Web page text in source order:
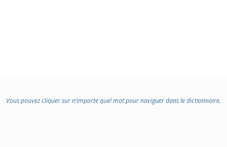
Vous pouvez cliquer sur n’importe quel mot pour naviguer dans le dictionnaire.